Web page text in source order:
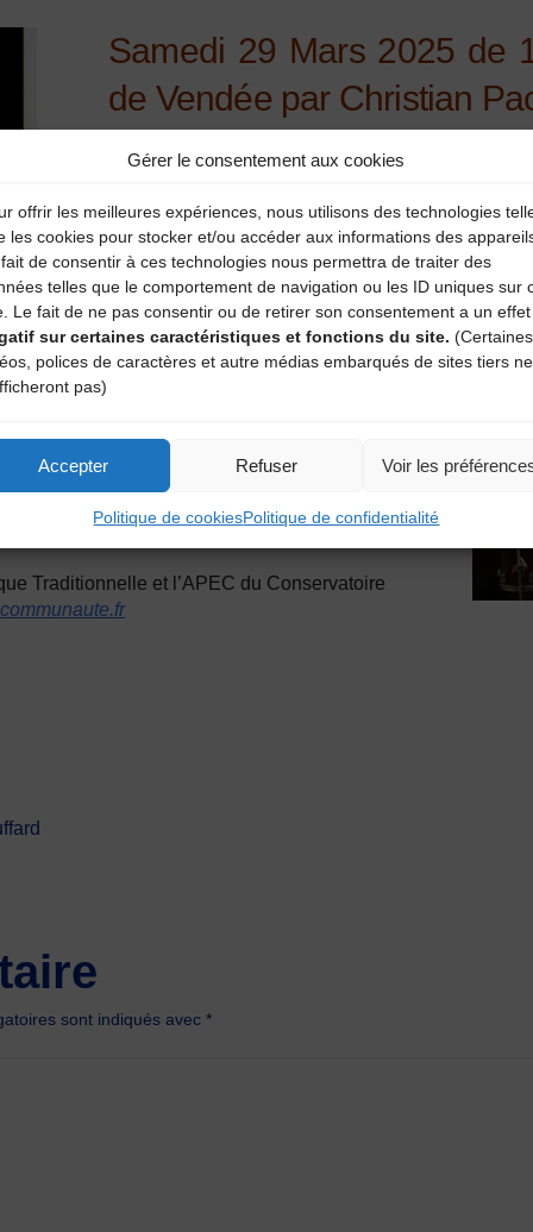
Gérer le consentement aux cookies
offrir les meilleures expériences, nous utilisons des technologies
les cookies pour stocker et/ou accéder aux informations des
de consentir à ces technologies nous permettra de traiter des
telles que le comportement de navigation ou les ID uniques sur
Le fait de ne pas consentir ou de retirer son consentement a un effet
sur certaines caractéristiques et fonctions du site. (Certaines
polices de caractères et autre médias embarqués de sites tiers ne
pas)
Accepter Refuser Voir les
Politique de cookiesPolitique de confidentialité
Samedi 29 Mars 2025 de
de Vendée par Christian
Espace Chambon
Rens : conservatoire04 63 64 71 90
à 1h – Bal avec LE
– LE GRAND BAROUF
Traditionnelle et l’APEC du Conservatoire
sont indiqués avec*